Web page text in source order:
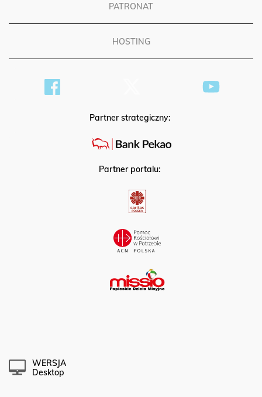
PATRONAT
HOSTING
Partner strategiczny:
Partner portalu:
WERSJA
Desktop